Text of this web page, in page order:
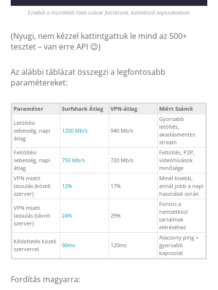
Ezekből a tesztekből több százat futtattunk, különböző napszakokban.
(Nyugi, nem kézzel kattintgattuk le mind az 500+
tesztet – van erre API 😉)
Az alábbi táblázat összegzi a legfontosabb
paramétereket:
Paraméter Surfshark Átlag VPN-átlag
Miért Számít
Letöltési
sebesség, napi
átlag
1200 Mb/s 940 Mb/s
Gyorsabb
letöltés,
akadásmentes
stream
Feltöltési
sebesség, napi
átlag
750 Mb/s 720 Mb/s
Feltöltés, P2P,
videóhívások
minősége
VPN miatti
lassulás (közeli
szerver)
12% 17%
Minél kisebb,
annál jobb a napi
használat során
VPN miatti
lassulás (távoli
szerver)
24% 29%
Fontos a
nemzetközi
tartalmak
eléréséhez
Késleltetés közeli
szerverrel
90ms 120ms
Alacsony ping =
gyorsabb
kapcsolat
Fordítás magyarra: